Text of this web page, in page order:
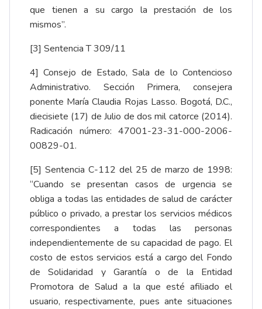
que tienen a su cargo la prestación de los
mismos”.
[3] Sentencia T 309/11
4] Consejo de Estado, Sala de lo Contencioso
Administrativo. Sección Primera, consejera
ponente María Claudia Rojas Lasso. Bogotá, D.C.,
diecisiete (17) de Julio de dos mil catorce (2014).
Radicación número: 47001-23-31-000-2006-
00829-01.
[5] Sentencia C-112 del 25 de marzo de 1998:
“Cuando se presentan casos de urgencia se
obliga a todas las entidades de salud de carácter
público o privado, a prestar los servicios médicos
correspondientes a todas las personas
independientemente de su capacidad de pago. El
costo de estos servicios está a cargo del Fondo
de Solidaridad y Garantía o de la Entidad
Promotora de Salud a la que esté afiliado el
usuario, respectivamente, pues ante situaciones